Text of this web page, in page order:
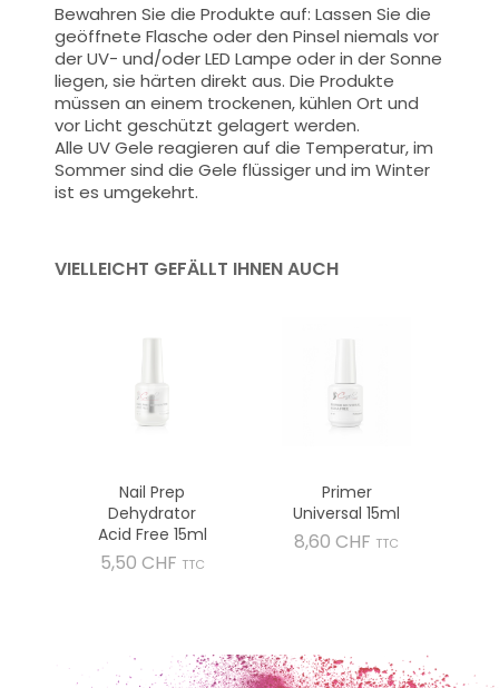
Bewahren Sie die Produkte auf: Lassen Sie die
geöffnete Flasche oder den Pinsel niemals vor
der UV- und/oder LED Lampe oder in der Sonne
liegen, sie härten direkt aus. Die Produkte
müssen an einem trockenen, kühlen Ort und
vor Licht geschützt gelagert werden.
Alle UV Gele reagieren auf die Temperatur, im
Sommer sind die Gele flüssiger und im Winter
ist es umgekehrt.
VIELLEICHT GEFÄLLT IHNEN AUCH
Nail Prep
Dehydrator
Acid Free 15ml
5,50 CHF Preis
TTC
Primer
Universal 15ml
8,60 CHF Preis
TTC